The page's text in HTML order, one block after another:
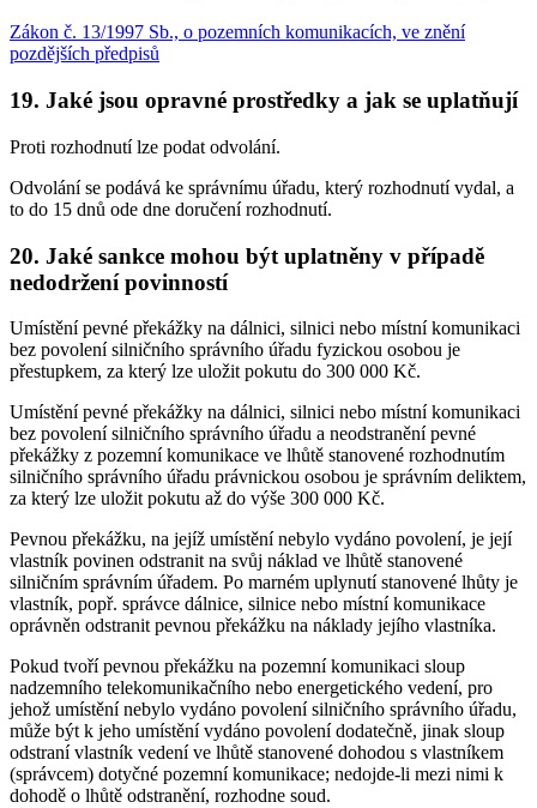
Zákon č. 13/1997 Sb., o pozemních komunikacích, ve znění
pozdějších předpisů
19. Jaké jsou opravné prostředky a jak se uplatňují
Proti rozhodnutí lze podat odvolání.
Odvolání se podává ke správnímu úřadu, který rozhodnutí vydal, a
to do 15 dnů ode dne doručení rozhodnutí.
20. Jaké sankce mohou být uplatněny v případě
nedodržení povinností
Umístění pevné překážky na dálnici, silnici nebo místní komunikaci
bez povolení silničního správního úřadu fyzickou osobou je
přestupkem, za který lze uložit pokutu do 300 000 Kč.
Umístění pevné překážky na dálnici, silnici nebo místní komunikaci
bez povolení silničního správního úřadu a neodstranění pevné
překážky z pozemní komunikace ve lhůtě stanovené rozhodnutím
silničního správního úřadu právnickou osobou je správním deliktem,
za který lze uložit pokutu až do výše 300 000 Kč.
Pevnou překážku, na jejíž umístění nebylo vydáno povolení, je její
vlastník povinen odstranit na svůj náklad ve lhůtě stanovené
silničním správním úřadem. Po marném uplynutí stanovené lhůty je
vlastník, popř. správce dálnice, silnice nebo místní komunikace
oprávněn odstranit pevnou překážku na náklady jejího vlastníka.
Pokud tvoří pevnou překážku na pozemní komunikaci sloup
nadzemního telekomunikačního nebo energetického vedení, pro
jehož umístění nebylo vydáno povolení silničního správního úřadu,
může být k jeho umístění vydáno povolení dodatečně, jinak sloup
odstraní vlastník vedení ve lhůtě stanovené dohodou s vlastníkem
(správcem) dotyčné pozemní komunikace; nedojde-li mezi nimi k
dohodě o lhůtě odstranění, rozhodne soud.